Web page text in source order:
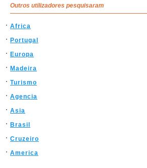
Outros utilizadores pesquisaram
Africa
Portugal
Europa
Madeira
Turismo
Agencia
Asia
Brasil
Cruzeiro
America